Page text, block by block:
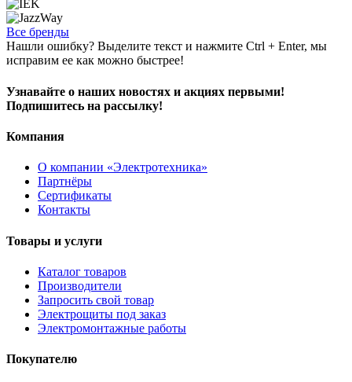
Все бренды
Нашли ошибку? Выделите текст и нажмите Ctrl + Enter, мы
исправим ее как можно быстрее!
Узнавайте о наших новостях и акциях первыми!
Подпишитесь на рассылку!
Компания
О компании «Электротехника»
Партнёры
Сертификаты
Контакты
Товары и услуги
Каталог товаров
Производители
Запросить свой товар
Электрощиты под заказ
Электромонтажные работы
Покупателю